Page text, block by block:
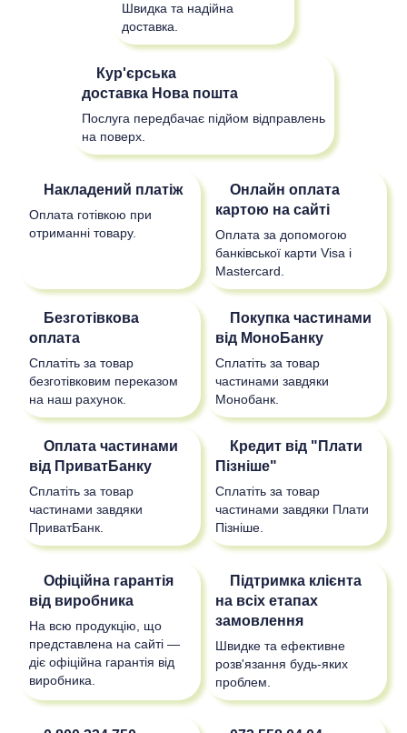
Швидка та надійна
доставка.
Кур'єрська
доставка Нова пошта
Послуга передбачає підйом відправлень
на поверх.
Накладений платіж
Оплата готівкою при
отриманні товару.
Онлайн оплата
картою на сайті
Оплата за допомогою
банківської карти Visa і
Mastercard.
Безготівкова
оплата
Сплатіть за товар
безготівковим переказом
на наш рахунок.
Покупка частинами
від МоноБанку
Сплатіть за товар
частинами завдяки
Монобанк.
Оплата частинами
від ПриватБанку
Сплатіть за товар
частинами завдяки
ПриватБанк.
Кредит від "Плати
Пізніше"
Сплатіть за товар
частинами завдяки Плати
Пізніше.
Офіційна гарантія
від виробника
На всю продукцію, що
представлена на сайті —
діє офіційна гарантія від
виробника.
Підтримка клієнта
на всіх етапах
замовлення
Швидке та ефективне
розв'язання будь-яких
проблем.